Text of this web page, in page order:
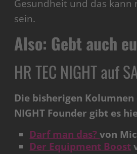
Gesundheit und das kann
sein.
Also: Gebt auch
HR TEC NIGHT auf
Die bisherigen Kolumnen
NIGHT Founder gibt es
Darf man das?von
Der Equipment Boost